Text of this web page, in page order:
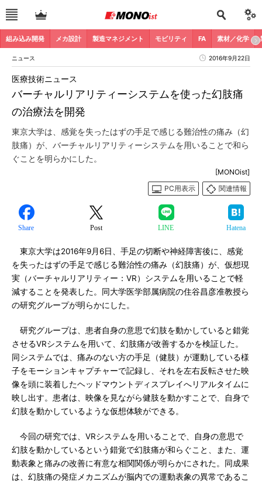
組み込み開発 メカ設計 製造マネジメント モビリティ FA 素材／化学
ニュース 2016年9月22日
バーチャルリアリティーシステムを使った幻肢痛
の治療法を開発
医療技術ニュース
東京大学は、感覚を失ったはずの手足で感じる難治性の痛み（幻
肢痛）が、バーチャルリアリティーシステムを用いることで和ら
ぐことを明らかにした。
[MONOist]
PC用表示
関連情報
Share Post LINE Hatena
東京大学は2016年9月6日、手足の切断や神経障害後に、感覚
を失ったはずの手足で感じる難治性の痛み（幻肢痛）が、仮想現
実（バーチャルリアリティー：VR）システムを用いることで軽
減することを発表した。同大学医学部属病院の住谷昌彦准教授ら
の研究グループが明らかにした。
研究グループは、患者自身の意思で幻肢を動かしていると錯覚
させるVRシステムを用いて、幻肢痛が改善するかを検証した。
同システムでは、痛みのない方の手足（健肢）が運動している様
子をモーションキャプチャーで記録し、それを左右反転させた映
像を頭に装着したヘッドマウントディスプレイへリアルタイムに
映し出す。患者は、映像を見ながら健肢を動かすことで、自身で
幻肢を動かしているような仮想体験ができる。
今回の研究では、VRシステムを用いることで、自身の意思で
幻肢を動かしているという錯覚で幻肢痛が和らぐこと、また、運
動表象と痛みの改善に有意な相関関係が明らかにされた。同成果
は、幻肢痛の発症メカニズムが脳内での運動表象の異常であるこ